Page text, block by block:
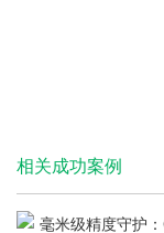
相关成功案例